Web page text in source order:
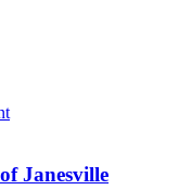
Janesville